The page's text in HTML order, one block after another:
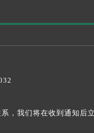
，我们将在收到通知后